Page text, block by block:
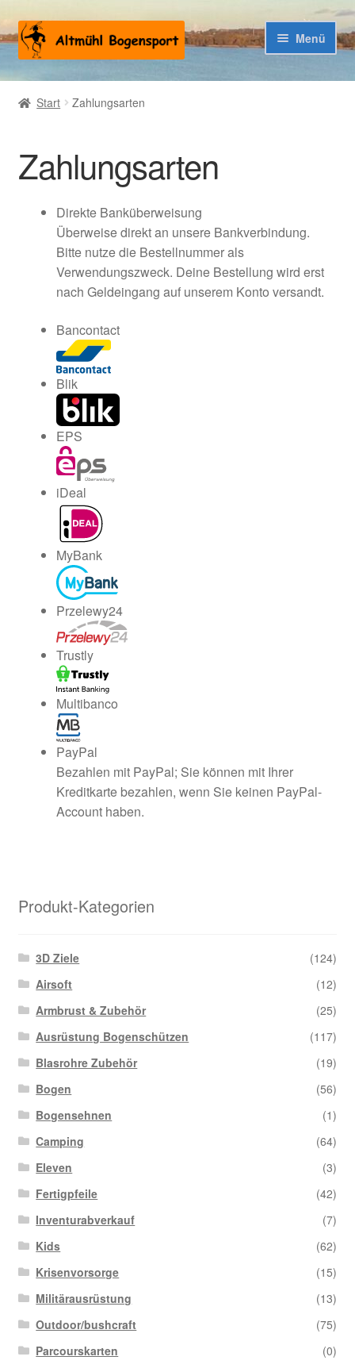
Zur
Navigation
springen
Zum
Inhalt
springen
Menü
Warenkorb
Start Zahlungsarten
Zahlungsarten
Direkte Banküberweisung
Überweise direkt an unsere Bankverbindung.
Bitte nutze die Bestellnummer als
Verwendungszweck. Deine Bestellung wird erst
nach Geldeingang auf unserem Konto versandt.
Bancontact
Blik
EPS
iDeal
MyBank
Przelewy24
Trustly
Multibanco
PayPal
Bezahlen mit PayPal; Sie können mit Ihrer
Kreditkarte bezahlen, wenn Sie keinen PayPal-
Account haben.
Produkt-Kategorien
3D Ziele
(124)
Airsoft
(12)
Armbrust & Zubehör
(25)
Ausrüstung Bogenschützen
(117)
Blasrohre Zubehör
(19)
Bogen
(56)
Bogensehnen
(1)
Camping
(64)
Eleven
(3)
Fertigpfeile
(42)
Inventurabverkauf
(7)
Kids
(62)
Krisenvorsorge
(15)
Militärausrüstung
(13)
Outdoor/bushcraft
(75)
Parcourskarten
(0)